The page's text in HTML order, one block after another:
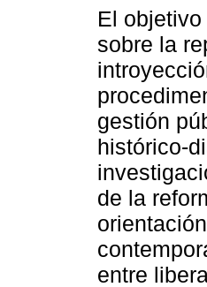
El
sobre la
gestión
histórico-
de la
entre